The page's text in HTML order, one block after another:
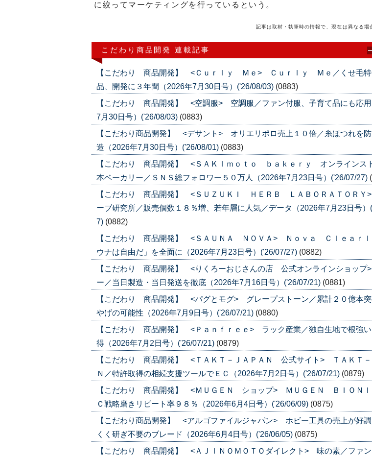
に絞ってマーケティングを行っているという。
記事は取材・執筆時の情報で、現在は異なる場
こだわり商品開発 連載記事
【こだわり 商品開発】 <Ｃｕｒｌｙ Ｍｅ> Ｃｕｒｌｙ Ｍｅ／くせ毛特
品、開発に３年間（2026年7月30日号）('26/08/03) (0883)
【こだわり 商品開発】 <空調服> 空調服／ファン付服、子育て品にも応
7月30日号）('26/08/03) (0883)
【こだわり商品開発】 <デサント> オリエリポロ売上１０倍／糸ほつれを
造（2026年7月30日号）('26/08/01) (0883)
【こだわり 商品開発】 <ＳＡＫＩｍｏｔｏ ｂａｋｅｒｙ オンライン
本ベーカリー／ＳＮＳ総フォロワー５０万人（2026年7月23日号）('26/07/27)
【こだわり 商品開発】 <ＳＵＺＵＫＩ ＨＥＲＢ ＬＡＢＯＲＡＴＯＲＹ
ーブ研究所／販売個数１８％増、若年層に人気／データ（2026年7月23日号）
7) (0882)
【こだわり 商品開発】 <ＳＡＵＮＡ ＮＯＶＡ> Ｎｏｖａ Ｃｌｅａｒｌ
ウナは自由だ」を全面に（2026年7月23日号）('26/07/27) (0882)
【こだわり 商品開発】 <りくろーおじさんの店 公式オンラインショップ
ー／当日製造・当日発送を徹底（2026年7月16日号）('26/07/21) (0881)
【こだわり 商品開発】 <パグとモグ> グレープストーン／累計２０億本突
やげの可能性（2026年7月9日号）('26/07/21) (0880)
【こだわり 商品開発】 <Ｐａｎｆｒｅｅ> ラック産業／独自生地で根強い
得（2026年7月2日号）('26/07/21) (0879)
【こだわり 商品開発】 <ＴＡＫＴ－ＪＡＰＡＮ 公式サイト> ＴＡＫＴ－
Ｎ／特許取得の相続支援ツールでＥＣ（2026年7月2日号）('26/07/21) (0879)
【こだわり 商品開発】 <ＭＵＧＥＮ ショップ> ＭＵＧＥＮ ＢＩＯＮＩ
Ｃ戦略磨きリピート率９８％（2026年6月4日号）('26/06/09) (0875)
【こだわり商品開発】 <アルゴファイルジャパン> ホビー工具の売上が好調
くく研ぎ不要のブレード（2026年6月4日号）('26/06/05) (0875)
【こだわり 商品開発】 <ＡＪＩＮＯＭＯＴＯダイレクト> 味の素／ファン